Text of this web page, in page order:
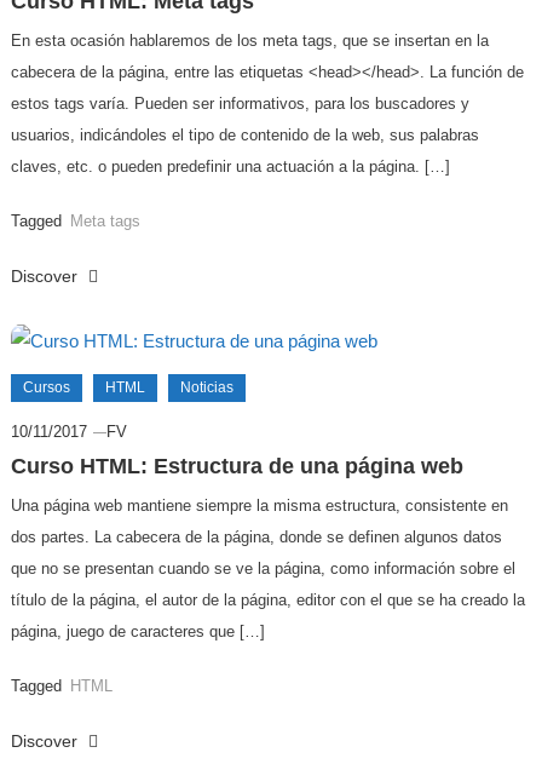
En esta ocasión hablaremos de los meta tags, que se insertan en la
cabecera de la página, entre las etiquetas <head></head>. La función de
estos tags varía. Pueden ser informativos, para los buscadores y
usuarios, indicándoles el tipo de contenido de la web, sus palabras
claves, etc. o pueden predefinir una actuación a la página. […]
Tagged Meta tags
Discover
Cursos HTML Noticias
10/11/2017 FV
Curso HTML: Estructura de una página web
Una página web mantiene siempre la misma estructura, consistente en
dos partes. La cabecera de la página, donde se definen algunos datos
que no se presentan cuando se ve la página, como información sobre el
título de la página, el autor de la página, editor con el que se ha creado la
página, juego de caracteres que […]
Tagged HTML
Discover